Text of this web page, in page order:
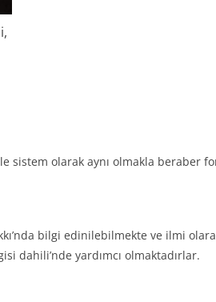
sistem olarak aynı olmakla beraber
bilgi edinilebilmekte ve ilmi
dahili’nde yardımcı olmaktadırlar.